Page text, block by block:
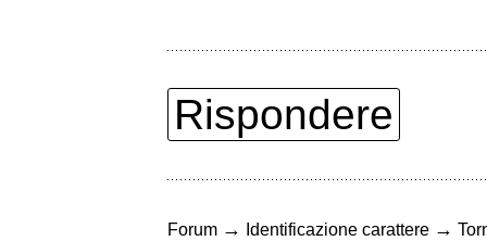
Rispondere
Forum → Identificazione carattere →